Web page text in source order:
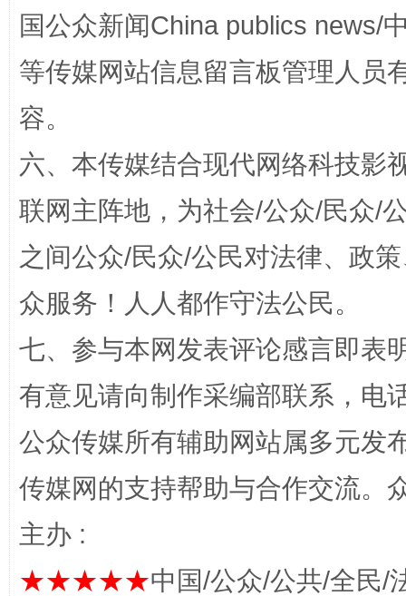
国公众新闻China publics news/
等传媒网站信息留言板管理人员
容。
六、本传媒结合现代网络科技影
联网主阵地，为社会/公众/民众/
之间公众/民众/公民对法律、政
众服务！人人都作守法公民。
七、参与本网发表评论感言即表
有意见请向制作采编部联系，电
公众传媒所有辅助网站属多元发
传媒网的支持帮助与合作交流。
主办 :
★★★★★中国/公众/公共/全民/